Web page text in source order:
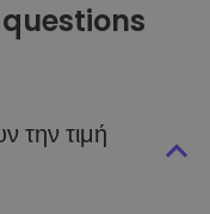
την τιμή